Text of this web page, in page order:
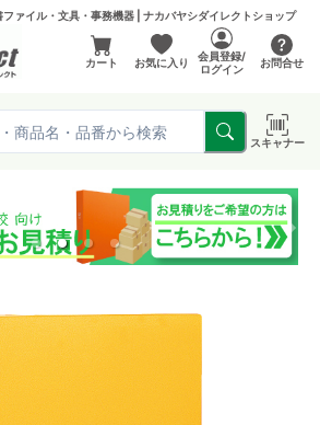
ァイル・文具・事務機器 | ナカバヤシダイレクトショップ
カート お気に入り
会員登録/
ログイン
お問合せ
スキャナー